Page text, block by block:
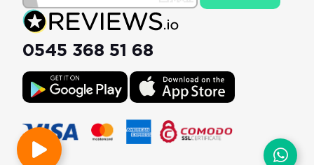
0545 368 51 68